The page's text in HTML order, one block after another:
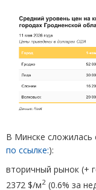
В Минске сложилась
по ссылке:):
вторичный рынок (+
2372 $/м2 (0.6% за